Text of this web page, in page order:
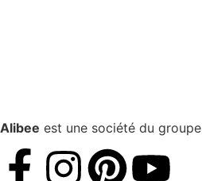
Alibee est une société du groupe